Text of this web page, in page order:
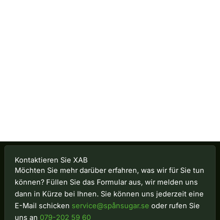
Kontaktieren Sie XAB
Möchten Sie mehr darüber erfahren, was wir für Sie tun
können? Füllen Sie das Formular aus, wir melden uns
dann in Kürze bei Ihnen. Sie können uns jederzeit eine
E-Mail schicken service@spånsugar.se oder rufen Sie
uns an 079-202 59 60